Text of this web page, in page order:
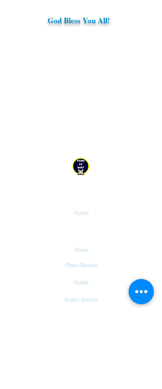
God Bless You All!
Home
Piano
Piano Basics
Guitar
Guitar Basics